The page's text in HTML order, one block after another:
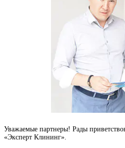
Уважаемые партнеры! Рады
«Эксперт Клининг».